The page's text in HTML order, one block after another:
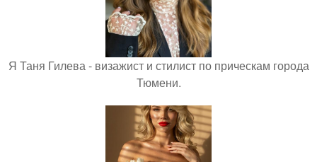
Я Таня Гилева - визажист и стилист по прическам города
Тюмени.